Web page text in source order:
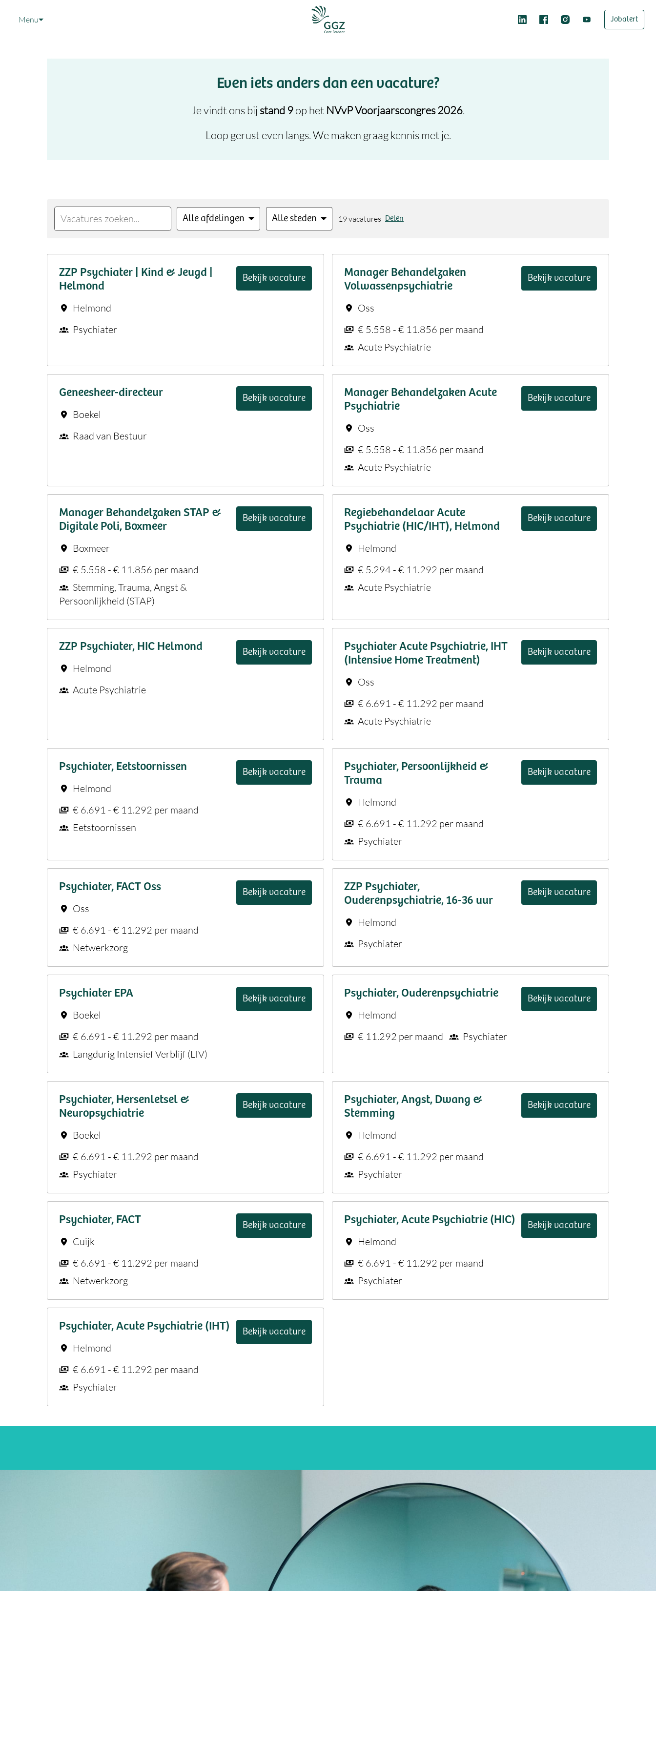
Menu
Homepagina
Jobalert
Even iets anders dan een vacature?
Je vindt ons bij stand 9op het NVvP Voorjaarscongres 2026.
Loop gerust even langs. We maken graag kennis met je.
Alle afdelingen Alle steden 19 vacatures Delen
ZZP Psychiater | Kind & Jeugd |
Helmond
Helmond
Psychiater
Bekijk vacature
Manager Behandelzaken
Volwassenpsychiatrie
Oss
€ 5.558 - € 11.856 per maand
Acute Psychiatrie
Bekijk vacature
Geneesheer-directeur
Boekel
Raad van Bestuur
Bekijk vacature
Manager Behandelzaken Acute
Psychiatrie
Oss
€ 5.558 - € 11.856 per maand
Acute Psychiatrie
Bekijk vacature
Manager Behandelzaken STAP &
Digitale Poli, Boxmeer
Boxmeer
€ 5.558 - € 11.856 per maand
Stemming, Trauma, Angst &
Persoonlijkheid (STAP)
Bekijk vacature
Regiebehandelaar Acute
Psychiatrie (HIC/IHT), Helmond
Helmond
€ 5.294 - € 11.292 per maand
Acute Psychiatrie
Bekijk vacature
ZZP Psychiater, HIC Helmond
Helmond
Acute Psychiatrie
Bekijk vacature
Psychiater Acute Psychiatrie, IHT
(Intensive Home Treatment)
Oss
€ 6.691 - € 11.292 per maand
Acute Psychiatrie
Bekijk vacature
Psychiater, Eetstoornissen
Helmond
€ 6.691 - € 11.292 per maand
Eetstoornissen
Bekijk vacature
Psychiater, Persoonlijkheid &
Trauma
Helmond
€ 6.691 - € 11.292 per maand
Psychiater
Bekijk vacature
Psychiater, FACT Oss
Oss
€ 6.691 - € 11.292 per maand
Netwerkzorg
Bekijk vacature
ZZP Psychiater,
Ouderenpsychiatrie, 16-36 uur
Helmond
Psychiater
Bekijk vacature
Psychiater EPA
Boekel
€ 6.691 - € 11.292 per maand
Langdurig Intensief Verblijf (LIV)
Bekijk vacature Psychiater, Ouderenpsychiatrie
Helmond
€ 11.292 per maand
Psychiater
Bekijk vacature
Psychiater, Hersenletsel &
Neuropsychiatrie
Boekel
€ 6.691 - € 11.292 per maand
Psychiater
Bekijk vacature
Psychiater, Angst, Dwang &
Stemming
Helmond
€ 6.691 - € 11.292 per maand
Psychiater
Bekijk vacature
Psychiater, FACT
Cuijk
€ 6.691 - € 11.292 per maand
Netwerkzorg
Bekijk vacature Psychiater, Acute Psychiatrie (HIC)
Helmond
€ 6.691 - € 11.292 per maand
Psychiater
Bekijk vacature
Psychiater, Acute Psychiatrie (IHT)
Helmond
€ 6.691 - € 11.292 per maand
Psychiater
Bekijk vacature